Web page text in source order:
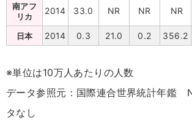
南アフ
リカ
2014 33.0 NR NR NR
日本 2014 0.3 21.0 0.2 356.2
※単位は10万人あたりの人数
データ参照元：国際連合世界統計年鑑
タなし